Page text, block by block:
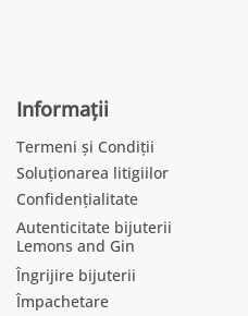
Informații
Termeni și Condiții
Soluționarea litigiilor
Confidențialitate
Autenticitate bijuterii
Lemons and Gin
Îngrijire bijuterii
Împachetare